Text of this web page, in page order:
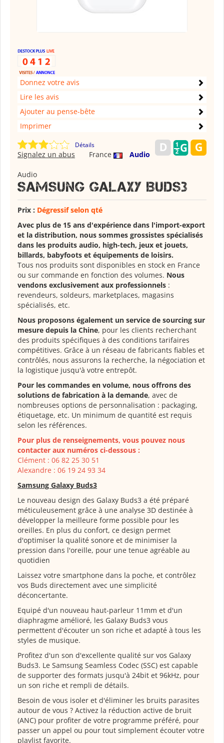
Donnez votre avis
Lire les avis
Ajouter au pense-bête
Imprimer
Détails
France Audio
Signalez un abus
Audio
Samsung Galaxy Buds3
Prix : Dégressif selon qté
Avec plus de 15 ans d'expérience dans l'import-export
et la distribution, nous sommes grossistes spécialisés
dans les produits audio, high-tech, jeux et jouets,
billards, babyfoots et équipements de loisirs.
Tous nos produits sont disponibles en stock en France
ou sur commande en fonction des volumes. Nous
vendons exclusivement aux professionnels :
revendeurs, soldeurs, marketplaces, magasins
spécialisés, etc.
Nous proposons également un service de sourcing sur
mesure depuis la Chine, pour les clients recherchant
des produits spécifiques à des conditions tarifaires
compétitives. Grâce à un réseau de fabricants fiables et
contrôlés, nous assurons la recherche, la négociation et
la logistique jusqu'à votre entrepôt.
Pour les commandes en volume, nous offrons des
solutions de fabrication à la demande, avec de
nombreuses options de personnalisation : packaging,
étiquetage, etc. Un minimum de quantité est requis
selon les références.
Pour plus de renseignements, vous pouvez nous
contacter aux numéros ci-dessous :
Clément : 06 82 25 30 51
Alexandre : 06 19 24 93 34
Samsung Galaxy Buds3
Le nouveau design des Galaxy Buds3 a été préparé
méticuleusement grâce à une analyse 3D destinée à
développer la meilleure forme possible pour les
oreilles. En plus du confort, ce design permet
d'optimiser la qualité sonore et de minimiser la
pression dans l'oreille, pour une tenue agréable au
quotidien
Laissez votre smartphone dans la poche, et contrôlez
vos Buds directement avec une simplicité
déconcertante.
Equipé d'un nouveau haut-parleur 11mm et d'un
diaphragme amélioré, les Galaxy Buds3 vous
permettent d'écouter un son riche et adapté à tous les
styles de musique.
Profitez d'un son d'excellente qualité sur vos Galaxy
Buds3. Le Samsung Seamless Codec (SSC) est capable
de supporter des formats jusqu'à 24bit et 96kHz, pour
un son riche et rempli de détails.
Besoin de vous isoler et d'éliminer les bruits parasites
autour de vous ? Activez la réduction active de bruit
(ANC) pour profiter de votre programme préféré, pour
passer un appel ou pour tout simplement écouter votre
playlist favorite.